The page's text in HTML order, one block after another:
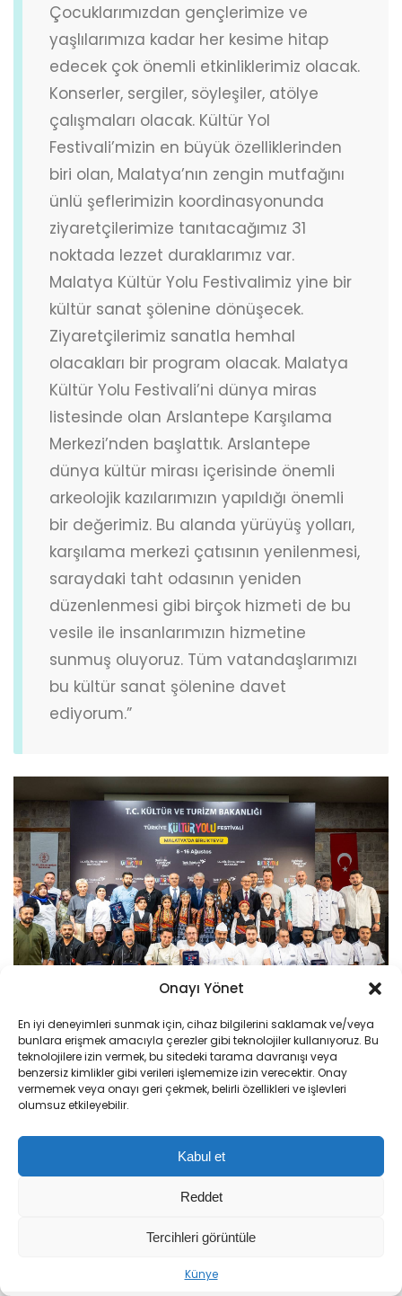
Onayı Yönet
En iyi deneyimleri sunmak için, cihaz bilgilerini saklamak ve/veya
bunlara erişmek amacıyla çerezler gibi teknolojiler kullanıyoruz. Bu
teknolojilere izin vermek, bu sitedeki tarama davranışı veya
benzersiz kimlikler gibi verileri işlememize izin verecektir. Onay
vermemek veya onayı geri çekmek, belirli özellikleri ve işlevleri
olumsuz etkileyebilir.
Kabul et
Reddet
Tercihleri görüntüle
Künye
Çocuklarımızdan gençlerimize ve
yaşlılarımıza kadar her kesime hitap
edecek çok önemli etkinliklerimiz olacak.
Konserler, sergiler, söyleşiler, atölye
çalışmaları olacak. Kültür Yol
Festivali’mizin en büyük özelliklerinden
biri olan, Malatya’nın zengin mutfağını
ünlü şeflerimizin koordinasyonunda
ziyaretçilerimize tanıtacağımız 31
noktada lezzet duraklarımız var.
Malatya Kültür Yolu Festivalimiz yine bir
kültür sanat şölenine dönüşecek.
Ziyaretçilerimiz sanatla hemhal
olacakları bir program olacak. Malatya
Kültür Yolu Festivali’ni dünya miras
listesinde olan Arslantepe Karşılama
Merkezi’nden başlattık. Arslantepe
dünya kültür mirası içerisinde önemli
arkeolojik kazılarımızın yapıldığı önemli
bir değerimiz. Bu alanda yürüyüş yolları,
karşılama merkezi çatısının yenilenmesi,
saraydaki taht odasının yeniden
düzenlenmesi gibi birçok hizmeti de bu
vesile ile insanlarımızın hizmetine
sunmuş oluyoruz. Tüm vatandaşlarımızı
bu kültür sanat şölenine davet
ediyorum.”
Festival 8 Gün Sürecek
zenginliklerini tanıtmayı amaçlayan festival, 8
gün boyunca kentin farklı noktalarında
gerçekleştirilecek etkinliklerle devam edecek.
söyleşiler, atölye çalışmaları ve lezzet durakları
ziyaretçilere unutulmaz anlar yaşatacak.